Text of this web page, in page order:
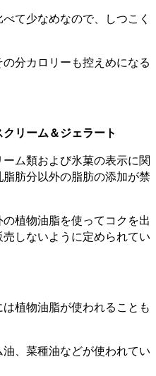
て少なめなので、しつこく
分カロリーも控えめになる
リーム＆ジェラート
ム類および氷菓の表示に関
肪分以外の脂肪の添加が禁
植物油脂を使ってコクを出
しないように定められてい
植物油脂が使われることも
、菜種油などが使われてい